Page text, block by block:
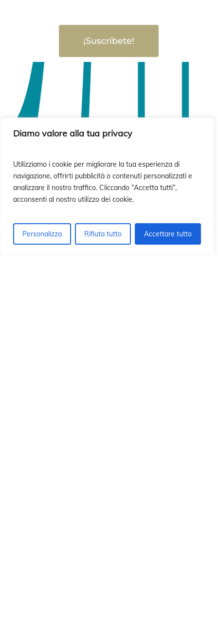
Diamo valore alla tua privacy
Utilizziamo i cookie per migliorare la tua esperienza di
navigazione, offrirti pubblicità o contenuti personalizzati e
analizzare il nostro traffico. Cliccando “Accetta tutti”,
acconsenti al nostro utilizzo dei cookie.
Personalizza Rifiuta tutto Accettare tutto
¡Suscríbete!